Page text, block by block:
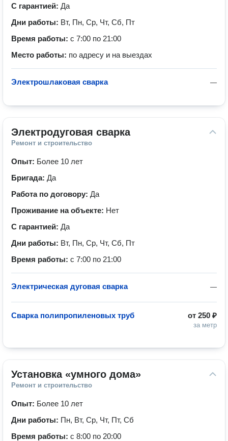
С гарантией: Да
Дни работы: Вт, Пн, Ср, Чт, Сб, Пт
Время работы: с 7:00 по 21:00
Место работы: по адресу и на выездах
—
Электрошлаковая сварка
Электродуговая сварка
Ремонт и строительство
Опыт: Более 10 лет
Бригада: Да
Работа по договору: Да
Проживание на объекте: Нет
С гарантией: Да
Дни работы: Вт, Пн, Ср, Чт, Сб, Пт
Время работы: с 7:00 по 21:00
—
Электрическая дуговая сварка
от 250 ₽
за метр
Сварка полипропиленовых труб
Установка «умного дома»
Ремонт и строительство
Опыт: Более 10 лет
Дни работы: Пн, Вт, Ср, Чт, Пт, Сб
Время работы: с 8:00 по 20:00